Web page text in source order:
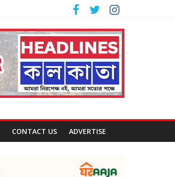
CONTACT US ADVERTISE